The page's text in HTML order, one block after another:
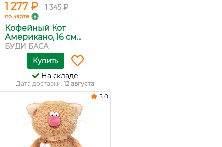
1 277 ₽ 1 345 ₽
по карте
Кофейный Кот
Американо, 16 см...
БУДИ БАСА
Купить
На складе
Дата доставки: 12 августа
5.0